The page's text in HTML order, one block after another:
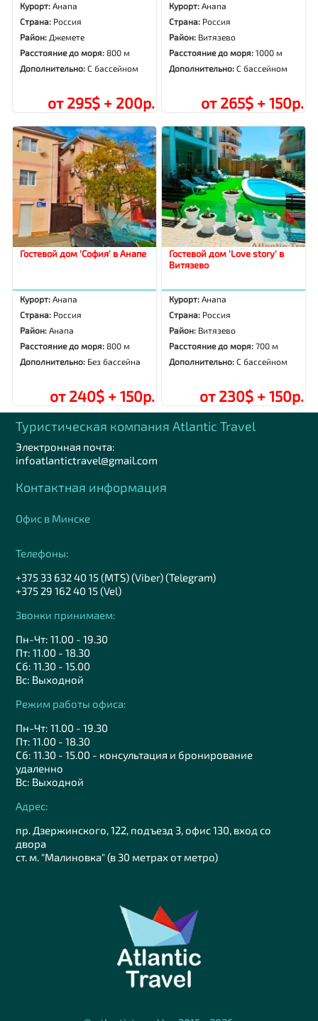
Курорт:Анапа
Страна: Россия
Район: Джемете
Расстояние до моря:800 м
Дополнительно:С бассейном
от 295$ + 200р.
Курорт:Анапа
Страна: Россия
Район: Витязево
Расстояние до моря:1000 м
Дополнительно:С бассейном
от 265$ + 150р.
Гостевой дом 'София' в Анапе
Курорт:Анапа
Страна: Россия
Район:Анапа
Расстояние до моря:800 м
Дополнительно: Без бассейна
от 240$ + 150р.
Гостевой дом 'Love story' в
Витязево
Курорт:Анапа
Страна: Россия
Район: Витязево
Расстояние до моря:700 м
Дополнительно:С бассейном
от 230$ + 150р.
Туристическая компания Аtlantic Travel
Электронная почта:
infoatlantictravel@gmail.com
Контактная информация
Офис в Минске
Телефоны:
+375 33 632 40 15 (MTS) (Viber) (Telegram)
+375 29 162 40 15 (Vel)
Звонки принимаем:
Пн-Чт: 11.00 - 19.30
Пт: 11.00 - 18.30
Сб: 11.30 - 15.00
Вс: Выходной
Режим работы офиса:
Пн-Чт: 11.00 - 19.30
Пт: 11.00 - 18.30
Сб: 11.30 - 15.00 - консультация и бронирование
удаленно
Вс: Выходной
Адрес:
пр. Дзержинского, 122, подъезд 3, офис 130, вход со
двора
ст. м. "Малиновка" (в 30 метрах от метро)